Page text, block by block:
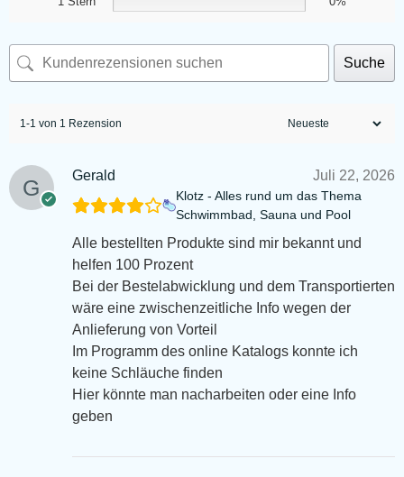
Suche
1-1 von 1 Rezension
Gerald Juli 22, 2026
Klotz - Alles rund um das Thema
Schwimmbad, Sauna und Pool
Alle bestellten Produkte sind mir bekannt und
helfen 100 Prozent
Bei der Bestelabwicklung und dem Transportierten
wäre eine zwischenzeitliche Info wegen der
Anlieferung von Vorteil
Im Programm des online Katalogs konnte ich
keine Schläuche finden
Hier könnte man nacharbeiten oder eine Info
geben